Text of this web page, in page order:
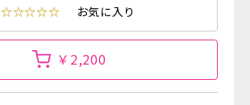
☆☆☆☆☆ お気に入り
￥2,200